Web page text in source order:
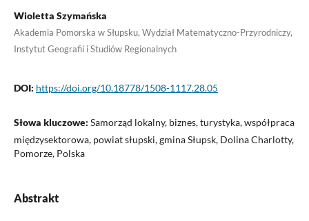
Wioletta Szymańska
Akademia Pomorska w Słupsku, Wydział Matematyczno-Przyrodniczy,
Instytut Geografii i Studiów Regionalnych
DOI: https://doi.org/10.18778/1508-1117.28.05
Słowa kluczowe: Samorząd lokalny, biznes, turystyka, współpraca
międzysektorowa, powiat słupski, gmina Słupsk, Dolina Charlotty,
Pomorze, Polska
Abstrakt